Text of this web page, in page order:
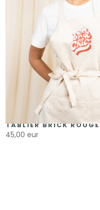
TABLIER BRICK ROUGE
45,00 eur